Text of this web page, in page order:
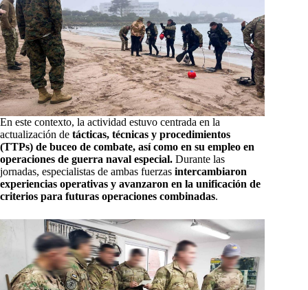
En este contexto, la actividad estuvo centrada en la
actualización de tácticas, técnicas y procedimientos
(TTPs) de buceo de combate, así como en su empleo en
operaciones de guerra naval especial. Durante las
jornadas, especialistas de ambas fuerzas intercambiaron
experiencias operativas y avanzaron en la unificación de
criterios para futuras operaciones combinadas.